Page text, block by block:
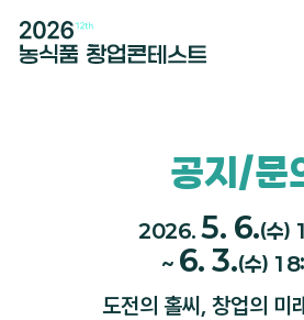
공지/문
2026. 5. 6.(수)
~ 6. 3.(수)
도전의 홀씨, 창업의 미